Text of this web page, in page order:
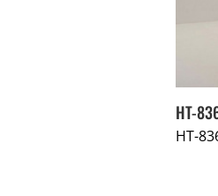
HT-
HT-